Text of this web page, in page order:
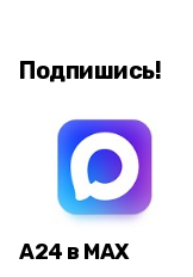
Подпишись!
А24 в MAX